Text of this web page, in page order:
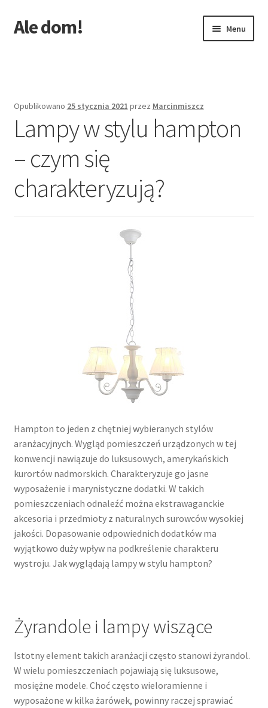
Przejdź
do
Przejdź
do
Ale dom! Menu
Opublikowano 25 stycznia 2021 przez Marcinmiszcz
Lampy w stylu hampton
– czym się
charakteryzują?
Hampton to jeden z chętniej wybieranych stylów
aranżacyjnych. Wygląd pomieszczeń urządzonych w tej
konwencji nawiązuje do luksusowych, amerykańskich
kurortów nadmorskich. Charakteryzuje go jasne
wyposażenie i marynistyczne dodatki. W takich
pomieszczeniach odnaleźć można ekstrawaganckie
akcesoria i przedmioty z naturalnych surowców wysokiej
jakości. Dopasowanie odpowiednich dodatków ma
wyjątkowo duży wpływ na podkreślenie charakteru
wystroju. Jak wyglądają lampy w stylu hampton?
Żyrandole i lampy wiszące
Istotny element takich aranżacji często stanowi żyrandol.
W wielu pomieszczeniach pojawiają się luksusowe,
mosiężne modele. Choć często wieloramienne i
wyposażone w kilka żarówek, powinny raczej sprawiać